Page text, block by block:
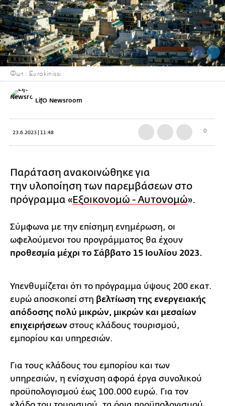
Φωτ.: Eurokinissi
LifO Newsroom
23.6.2023 | 11:48 0
Παράταση ανακοινώθηκε για
την υλοποίηση των παρεμβάσεων στο
πρόγραμμα «Εξοικονομώ - Αυτονομώ».
Σύμφωνα με την επίσημη ενημέρωση, οι
ωφελούμενοι του προγράμματος θα έχουν
προθεσμία μέχρι το Σάββατο 15 Ιουλίου 2023.
Υπενθυμίζεται ότι το πρόγραμμα ύψους 200 εκατ.
ευρώ αποσκοπεί στη βελτίωση της ενεργειακής
απόδοσης πολύ μικρών, μικρών και μεσαίων
επιχειρήσεων στους κλάδους τουρισμού,
εμπορίου και υπηρεσιών.
Για τους κλάδους του εμπορίου και των
υπηρεσιών, η ενίσχυση αφορά έργα συνολικού
προϋπολογισμού έως 100.000 ευρώ. Για τον